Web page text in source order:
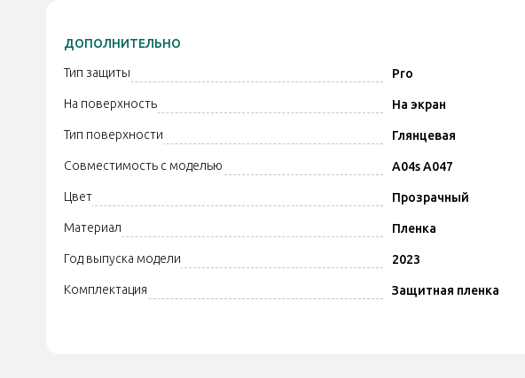
ДОПОЛНИТЕЛЬНО
Тип защиты Pro
На поверхность На экран
Тип поверхности Глянцевая
Совместимость с моделью A04s A047
Цвет Прозрачный
Материал Пленка
Год выпуска модели 2023
Комплектация Защитная пленка